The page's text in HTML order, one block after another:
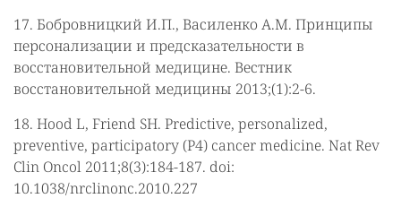
17. Бобровницкий И.П., Василенко А.М. Принципы
персонализации и предсказательности в
восстановительной медицине. Вестник
восстановительной медицины 2013;(1):2-6.
18. Hood L, Friend SH. Predictive, personalized,
preventive, participatory (P4) cancer medicine. Nat Rev
Clin Oncol 2011;8(3):184-187. doi:
10.1038/nrclinonc.2010.227